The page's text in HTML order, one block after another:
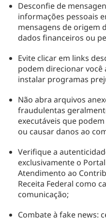
Desconfie de
informações pessoais
mensagens de origem
dados financeiros ou
Evite clicar em links
podem direcionar
instalar programas
Não abra arquivos
fraudulentas
executáveis que
ou causar danos ao
Verifique a
exclusivamente o
Atendimento ao
Receita Federal como
comunicação;
Combate à fake news: